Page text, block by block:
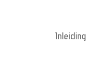
Inleiding